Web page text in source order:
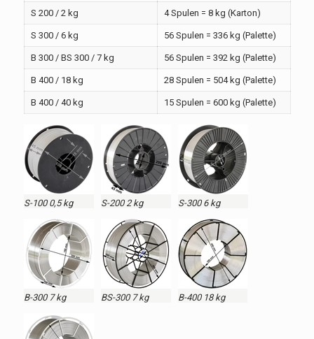
S 200 / 2 kg 4 Spulen = 8 kg (Karton)
S 300 / 6 kg 56 Spulen = 336 kg (Palette)
B 300 / BS 300 / 7 kg 56 Spulen = 392 kg (Palette)
B 400 / 18 kg 28 Spulen = 504 kg (Palette)
B 400 / 40 kg 15 Spulen = 600 kg (Palette)
S-100 0,5 kg S-200 2 kg S-300 6 kg
B-300 7 kg BS-300 7 kg B-400 18 kg